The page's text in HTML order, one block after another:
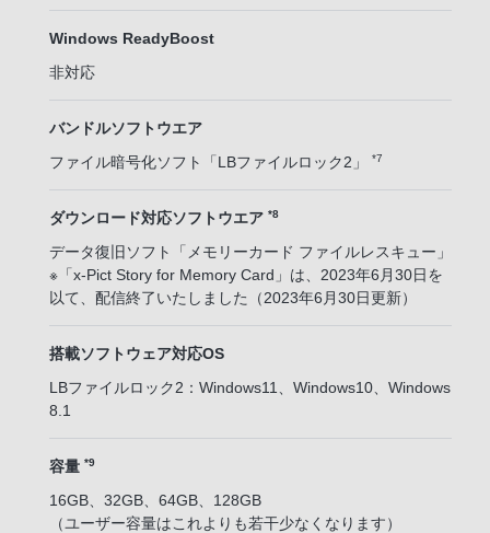
Windows ReadyBoost
非対応
バンドルソフトウエア
ファイル暗号化ソフト「LBファイルロック2」 *7
ダウンロード対応ソフトウエア *8
データ復旧ソフト「メモリーカード ファイルレスキュー」
※「x-Pict Story for Memory Card」は、2023年6月30日を
以て、配信終了いたしました（2023年6月30日更新）
搭載ソフトウェア対応OS
LBファイルロック2：Windows11、Windows10、Windows
8.1
容量 *9
16GB、32GB、64GB、128GB
（ユーザー容量はこれよりも若干少なくなります）